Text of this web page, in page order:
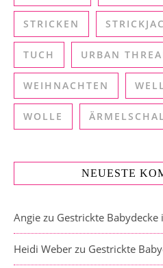
STRICKEN
TUCH URBAN
WEIHNACHTEN
WOLLE ÄRMELSCHAL
NEUESTE
Angie zu Gestrickte
Heidi Weber zu Gestrickte